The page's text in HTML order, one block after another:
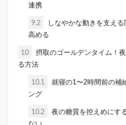
連携
9.2
しなやかな動きを支え
高める
10
摂取のゴールデンタイム！
る方法
10.1
就寝の1〜2時間前の補
ング
10.2
夜の糖質を控えめにす
ない